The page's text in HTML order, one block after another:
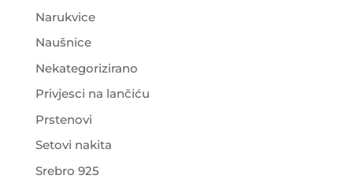
Narukvice
Naušnice
Nekategorizirano
Privjesci na lančiću
Prstenovi
Setovi nakita
Srebro 925